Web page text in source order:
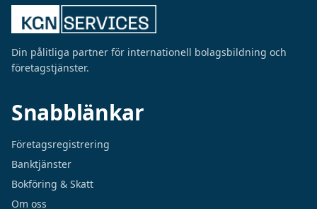
Din pålitliga partner för internationell bolagsbildning och
företagstjänster.
Snabblänkar
Företagsregistrering
Banktjänster
Bokföring & Skatt
Om oss